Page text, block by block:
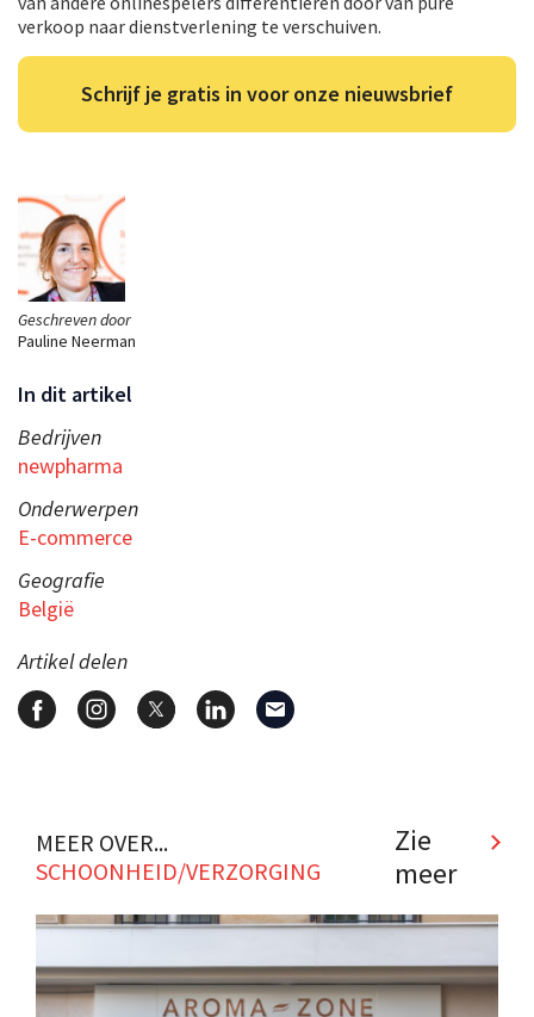
Geschreven door
Pauline Neerman
In dit artikel
Bedrijven
newpharma
Onderwerpen
E-commerce
Geografie
België
Artikel delen
verkoop naar dienstverlening te verschuiven.
Schrijf je gratis in voor onze nieuwsbrief
MEER OVER...
SCHOONHEID/VERZORGING
Zie
meer